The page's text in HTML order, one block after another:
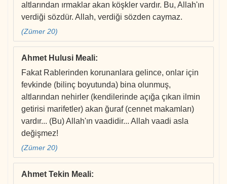
altlarından ırmaklar akan köşkler vardır. Bu, Allah'ın
verdiği sözdür. Allah, verdiği sözden caymaz.
(Zümer 20)
Ahmet Hulusi Meali:
Fakat Rablerinden korunanlara gelince, onlar için
fevkinde (bilinç boyutunda) bina olunmuş,
altlarından nehirler (kendilerinde açığa çıkan ilmin
getirisi marifetler) akan ğuraf (cennet makamları)
vardır... (Bu) Allah'ın vaadidir... Allah vaadi asla
değişmez!
(Zümer 20)
Ahmet Tekin Meali: